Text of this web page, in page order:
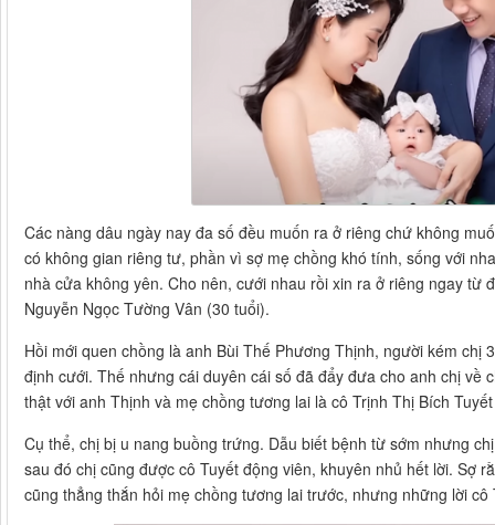
Các nàng dâu ngày nay đa số đều muốn ra ở riêng chứ không
có không gian riêng tư, phần vì sợ mẹ chồng khó tính, sống với
nhà cửa không yên. Cho nên, cưới nhau rồi xin ra ở riêng ngay từ
Nguyễn Ngọc Tường Vân (30 tuổi).
Hồi mới quen chồng là anh Bùi Thế Phương Thịnh, người kém
định cưới. Thế nhưng cái duyên cái số đã đẩy đưa cho anh chị về
thật với anh Thịnh và mẹ chồng tương lai là cô Trịnh Thị Bích
Cụ thể, chị bị u nang buồng trứng. Dẫu biết bệnh từ sớm nhưng
sau đó chị cũng được cô Tuyết động viên, khuyên nhủ hết lời. Sợ
cũng thẳng thắn hỏi mẹ chồng tương lai trước, nhưng những lời